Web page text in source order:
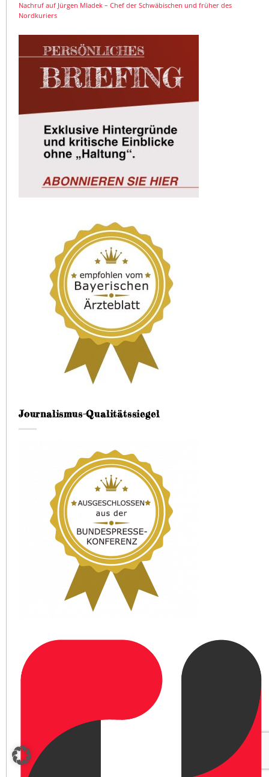
Nachruf auf Jürgen Mladek – Chef der Schwäbischen und früher des
Nordkuriers
Journalismus-Qualitätssiegel